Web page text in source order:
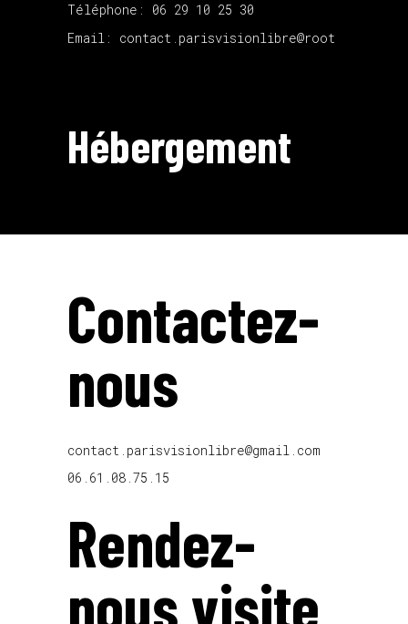
Téléphone: 06 29 10 25 30
Email: contact.parisvisionlibre@root
Hébergement
Contactez-
nous
contact.parisvisionlibre@gmail.com
06.61.08.75.15
Rendez-
nous visite